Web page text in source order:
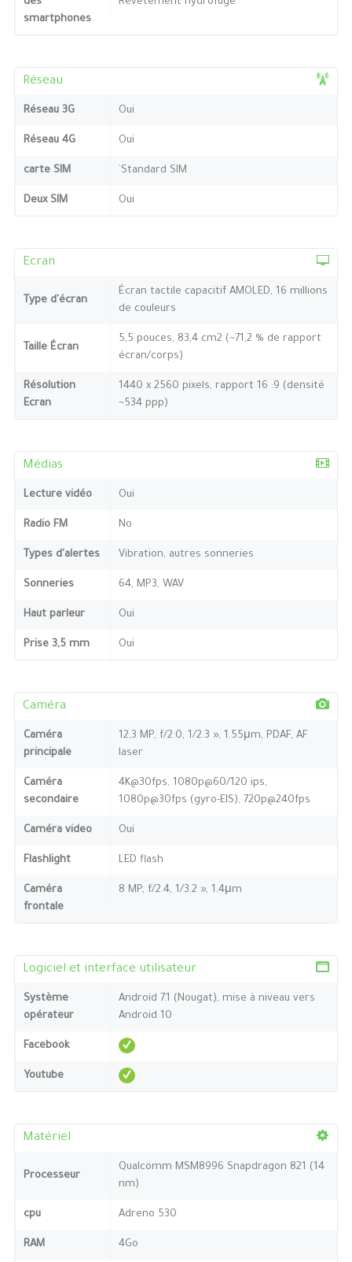
smartphones
Réseau
Réseau 3G Oui
Réseau 4G Oui
carte SIM `Standard SIM
Deux SIM Oui
Ecran
Type d'écran
Écran tactile capacitif AMOLED, 16 millions
de couleurs
Taille Écran
5,5 pouces, 83,4 cm2 (~71,2 % de rapport
écran/corps)
Résolution
Ecran
1440 x 2560 pixels, rapport 16 :9 (densité
~534 ppp)
Médias
Lecture vidéo Oui
Radio FM No
Types d'alertes Vibration, autres sonneries
Sonneries 64, MP3, WAV
Haut parleur Oui
Prise 3,5 mm Oui
Caméra
Caméra
principale
12,3 MP, f/2.0, 1/2.3 », 1.55μm, PDAF, AF
laser
Caméra
secondaire
4K@30fps, 1080p@60/120 ips,
1080p@30fps (gyro-EIS), 720p@240fps
Caméra video Oui
Flashlight LED flash
Caméra
frontale
8 MP, f/2.4, 1/3.2 », 1.4μm
Logiciel et interface utilisateur
Système
opérateur
Android 7.1 (Nougat), mise à niveau vers
Android 10
Facebook
Youtube
Matériel
Processeur
Qualcomm MSM8996 Snapdragon 821 (14
nm)
cpu Adreno 530
RAM 4Go